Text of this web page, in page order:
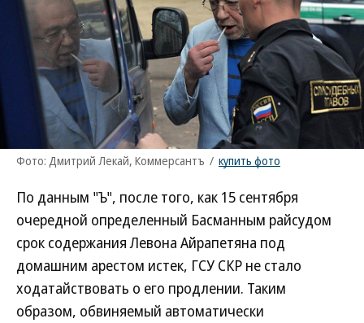
Фото: Дмитрий Лекай, Коммерсантъ / купить фото
По данным "Ъ", после того, как 15 сентября
очередной определенный Басманным райсудом
срок содержания Левона Айрапетяна под
домашним арестом истек, ГСУ СКР не стало
ходатайствовать о его продлении. Таким
образом, обвиняемый автоматически